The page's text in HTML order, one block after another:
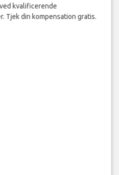
kvalificerende
Tjek din kompensation gratis.